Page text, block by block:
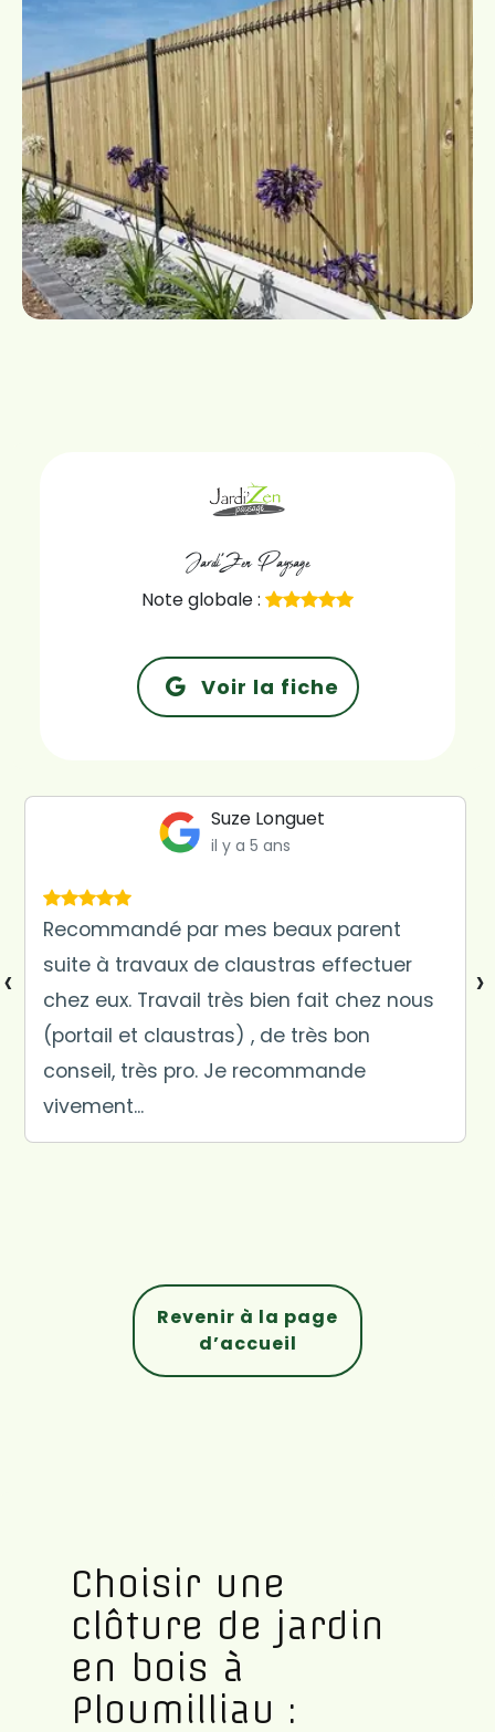
Jardi'Zen Paysage
Note globale :
Voir la fiche
Marco Polo
il y a 6 ans
Jardi'zen est un nom bien à propos pour
cette entreprise menée par jeune artisan
paysagiste aussi sympathique
qu'efficace. Yannick TROADEC vous
apporte le conseil juste et la réponse
adaptée. Son calm...
‹ ›
Revenir à la page
d’accueil
Choisir une
clôture de jardin
en bois à
Ploumilliau :